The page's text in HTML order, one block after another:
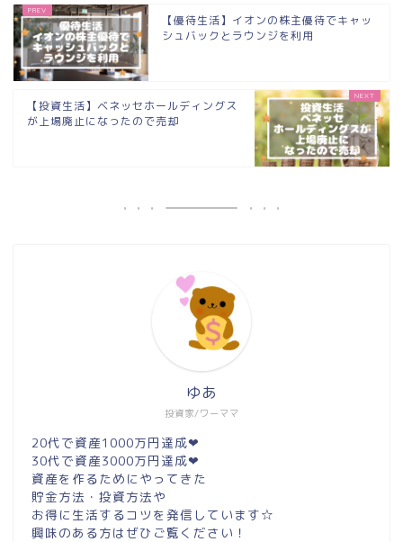
【優待生活】イオンの株主優待でキャッ
シュバックとラウンジを利用
【投資生活】ベネッセホールディングス
が上場廃止になったので売却
投資家/ワーママ
ゆあ
20代で資産1000万円達成❤︎
30代で資産3000万円達成❤︎
資産を作るためにやってきた
貯金方法・投資方法や
お得に生活するコツを発信しています☆
興味のある方はぜひご覧ください！